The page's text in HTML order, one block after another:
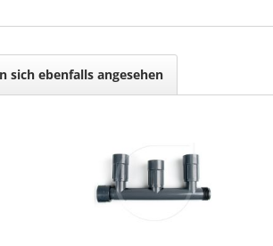
sich ebenfalls angesehen